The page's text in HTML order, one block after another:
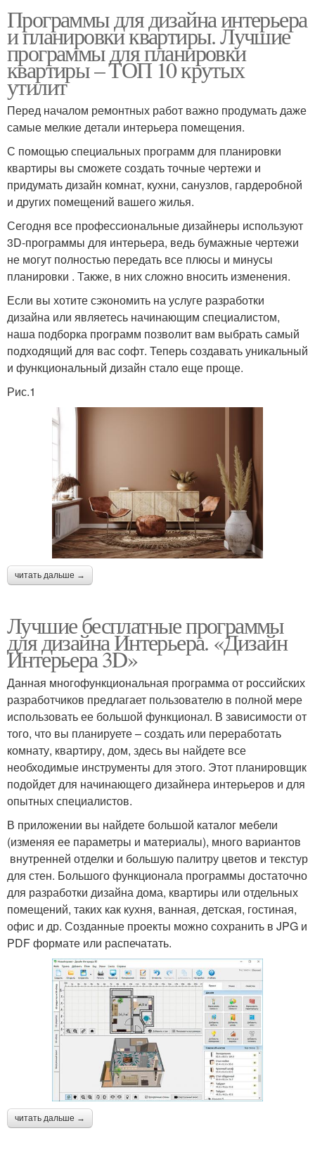
Программы для дизайна интерьера
и планировки квартиры. Лучшие
программы для планировки
квартиры – ТОП 10 крутых
утилит
Перед началом ремонтных работ важно продумать даже
самые мелкие детали интерьера помещения.
С помощью специальных программ для планировки
квартиры вы сможете создать точные чертежи и
придумать дизайн комнат, кухни, санузлов, гардеробной
и других помещений вашего жилья.
Сегодня все профессиональные дизайнеры используют
3D-программы для интерьера, ведь бумажные чертежи
не могут полностью передать все плюсы и минусы
планировки . Также, в них сложно вносить изменения.
Если вы хотите сэкономить на услуге разработки
дизайна или являетесь начинающим специалистом,
наша подборка программ позволит вам выбрать самый
подходящий для вас софт. Теперь создавать уникальный
и функциональный дизайн стало еще проще.
Рис.1
читать дальше →
Лучшие бесплатные программы
для дизайна Интерьера. «Дизайн
Интерьера 3D»
Данная многофункциональная программа от российских
разработчиков предлагает пользователю в полной мере
использовать ее большой функционал. В зависимости от
того, что вы планируете – создать или переработать
комнату, квартиру, дом, здесь вы найдете все
необходимые инструменты для этого. Этот планировщик
подойдет для начинающего дизайнера интерьеров и для
опытных специалистов.
В приложении вы найдете большой каталог мебели
(изменяя ее параметры и материалы), много вариантов
внутренней отделки и большую палитру цветов и текстур
для стен. Большого функционала программы достаточно
для разработки дизайна дома, квартиры или отдельных
помещений, таких как кухня, ванная, детская, гостиная,
офис и др. Созданные проекты можно сохранить в JPG и
PDF формате или распечатать.
читать дальше →